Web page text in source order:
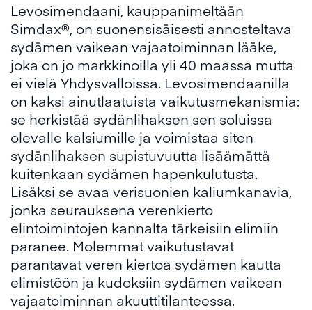
Levosimendaani, kauppanimeltään
Simdax®, on suonensisäisesti annosteltava
sydämen vaikean vajaatoiminnan lääke,
joka on jo markkinoilla yli 40 maassa mutta
ei vielä Yhdysvalloissa. Levosimendaanilla
on kaksi ainutlaatuista vaikutusmekanismia:
se herkistää sydänlihaksen sen soluissa
olevalle kalsiumille ja voimistaa siten
sydänlihaksen supistuvuutta lisäämättä
kuitenkaan sydämen hapenkulutusta.
Lisäksi se avaa verisuonien kaliumkanavia,
jonka seurauksena verenkierto
elintoimintojen kannalta tärkeisiin elimiin
paranee. Molemmat vaikutustavat
parantavat veren kiertoa sydämen kautta
elimistöön ja kudoksiin sydämen vaikean
vajaatoiminnan akuuttitilanteessa.